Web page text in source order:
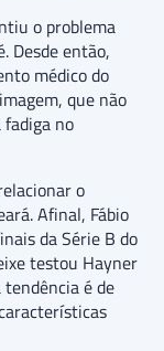
o problema
Desde então,
médico do
que não
no
o
Afinal, Fábio
da Série B do
testou Hayner
tendência é de